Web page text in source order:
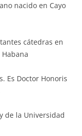
nacido en Cayo
cátedras en
Es Doctor Honoris
de la Universidad